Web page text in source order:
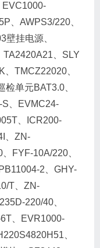
EVC1000-
、AWPS3/220、
挂电源、
、SLY
TMCZ22020、
单元BAT3.0、
、EVMC24-
、ICR200-
、ZN-
FYF-10A/220、
2、GHY-
T、ZN-
220/40、
、EVR1000-
、